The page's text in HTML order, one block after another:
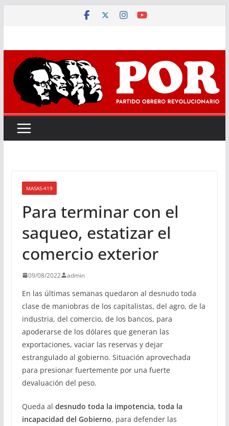
MASAS-419
Para terminar con el
saqueo, estatizar el
comercio exterior
09/08/2022 admin
En las últimas semanas quedaron al desnudo toda
clase de maniobras de los capitalistas, del agro, de la
industria, del comercio, de los bancos, para
apoderarse de los dólares que generan las
exportaciones, vaciar las reservas y dejar
estrangulado al gobierno. Situación aprovechada
para presionar fuertemente por una fuerte
devaluación del peso.
Queda al desnudo toda la impotencia, toda la
incapacidad del Gobierno, para defender las